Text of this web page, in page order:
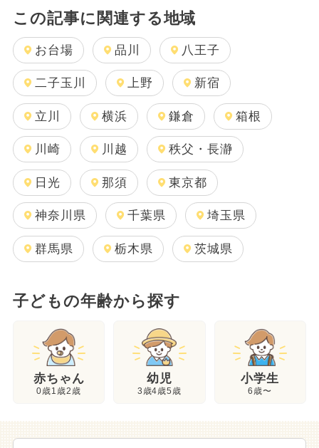
この記事に関連する地域
お台場 品川 八王子
二子玉川 上野 新宿
立川 横浜 鎌倉 箱根
川崎 川越 秩父・長瀞
日光 那須 東京都
神奈川県 千葉県 埼玉県
群馬県 栃木県 茨城県
子どもの年齢から探す
赤ちゃん
0歳1歳2歳
幼児
3歳4歳5歳
小学生
6歳〜